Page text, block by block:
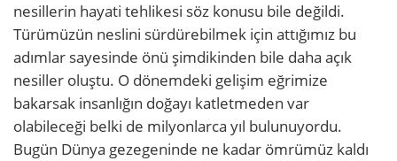
nesillerin hayati tehlikesi söz konusu bile değildi.
Türümüzün neslini sürdürebilmek için attığımız bu
adımlar sayesinde önü şimdikinden bile daha açık
nesiller oluştu. O dönemdeki gelişim eğrimize
bakarsak insanlığın doğayı katletmeden var
olabileceği belki de milyonlarca yıl bulunuyordu.
Bugün Dünya gezegeninde ne kadar ömrümüz kaldı